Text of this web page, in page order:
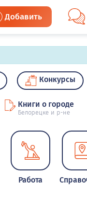
Добавить
Конкурсы
Книги о городе
Белорецке и р-не
Работа